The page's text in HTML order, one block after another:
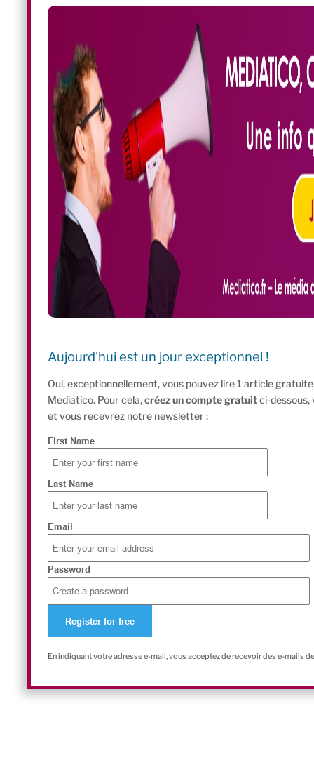
Aujourd'hui est un jour exceptionnel !
Oui, exceptionnellement, vous pouvez lire 1 article
Mediatico. Pour cela,créez un compte gratuitci-dessous,
et vous recevrez notre newsletter :
First Name
Last Name
Email
Password
En indiquant votre adresse e-mail, vous acceptez de recevoir des e-mails